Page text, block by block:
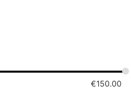
€150.00